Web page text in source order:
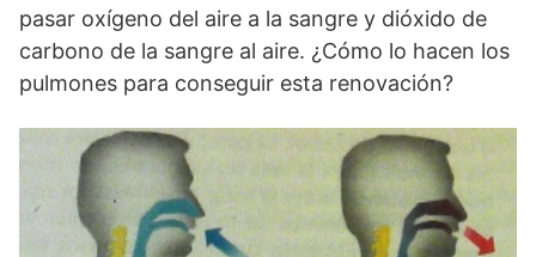
pasar oxígeno del aire a la sangre y dióxido de
carbono de la sangre al aire. ¿Cómo lo hacen los
pulmones para conseguir esta renovación?